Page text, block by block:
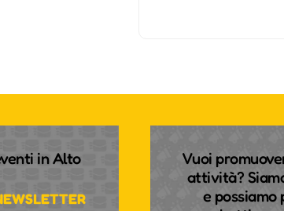
in Alto
Vuoi
attività?
e